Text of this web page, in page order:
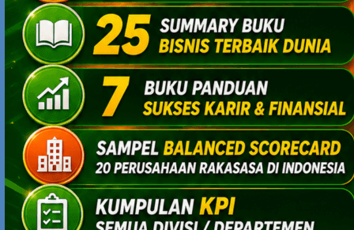
Pengelola blog ini adalahYodhia Antariksa, msc in hr
management.
~
Di-updatesecara rutin
maknyus tentang strategi bisnis, karir, entrepreneurship, dan
management skills.
CATEGORIES
Business STRATEGY